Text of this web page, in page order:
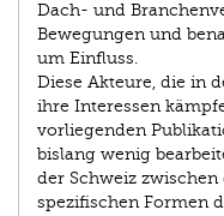
Dach- und
Bewegungen und
um Einfluss.
Diese Akteure, die in
ihre Interessen
vorliegenden
bislang wenig
der Schweiz
spezifischen Formen